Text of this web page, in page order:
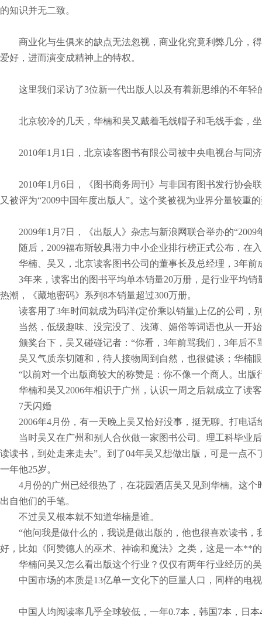
的知识并无二致。
商业化与生俱来的缺点无法忽视，商业化究竟利弊几分，得
爱好，进而演变成精神上的特权。
这里我们采访了3位新一代出版人以及有着新思维的不年轻
北京较冷的几天，华楠和吴又戴着毛线帽子和毛线手套，坐
2010年1月1日，北京读客图书有限公司被中央电视台与同
2010年1月6日，《图书商务周刊》与非国有图书发行协会联
又被评为“2009中国年度出版人”。这个奖被视为业界分量较重
2009年1月7日，《出版人》杂志与新浪网联合举办的“2009
随后，2009福布斯较具潜力中小企业排行榜正式公布，在
华楠、吴又，北京读客图书公司的董事长及总经理，3年前
3年来，读客出的图书平均单本销量20万册，是行业平均销
热潮，《藏地密码》系列8本销量超过300万册。
读客用了3年时间就成为码洋(定价乘以销量)上亿的公司，
当然，低级趣味、没完没了、浅薄、媚俗等词语也从一开
颁奖台下，吴又碰碰记者：“你看，3年前骂我们，3年后不
吴又气质亲切随和，待人接物周到自然，也很健谈；华楠
“以前对一个出版商较大的称赞是：你不像一个商人。出版
华楠和吴又2006年相识于广州，认识一周之后就成立了读
7天闪婚
2006年4月份，有一天晚上吴又恰好没事，挺无聊。打电话
当时吴又在广州和别人合伙做一家图书公司。理工科毕业后
读读书，到处走来走去”。到了04年吴又想做出版，可是一点
一年他25岁。
4月份的广州已经很热了，在花园酒店吴又见到华楠。这个
出自他们的手笔。
不过吴又根本就不知道华楠是谁。
“他问我是做什么的，我说是做出版的，他也很喜欢读书，
好，比如《阿赞德人的巫术、神谕和魔法》之类，这是一本**
华楠问吴又怎么看出版这个行业？仅仅有两年行业经历的
中国市场的本质是13亿单一文化下的巨量人口，同样的电视
中国人均阅读率几乎全球较低，一年0.7本，韩国7本，日本